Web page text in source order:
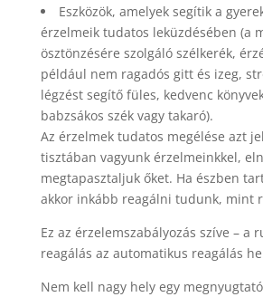
Eszközök, amelyek segítik a
érzelmeik tudatos leküzdésében (a
ösztönzésére szolgáló szélkerék,
például nem ragadós gitt és izeg,
légzést segítő füles, kedvenc
babzsákos szék vagy takaró).
Az érzelmek tudatos megélése azt
tisztában vagyunk érzelmeinkkel,
megtapasztaljuk őket. Ha észben
akkor inkább reagálni tudunk, mint
Ez az érzelemszabályozás szíve – a
reagálás az automatikus reagálás
Nem kell nagy hely egy